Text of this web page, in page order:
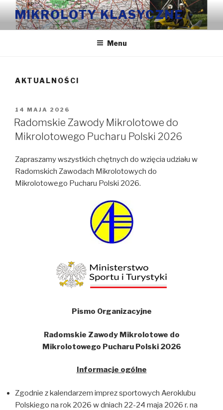
Przeskocz
treści
MIKROLOTY KLASYCZNE
Menu
AKTUALNOŚCI
OPUBLIKOWANE
W
14 MAJA 2026
Radomskie Zawody Mikrolotowe do
Mikrolotowego Pucharu Polski 2026
Zapraszamy wszystkich chętnych do wzięcia udziału w
Radomskich Zawodach Mikrolotowych do
Mikrolotowego Pucharu Polski 2026.
Pismo Organizacyjne
Radomskie Zawody Mikrolotowe do
Mikrolotowego Pucharu Polski 2026
Informacje ogólne
Zgodnie z kalendarzem imprez sportowych Aeroklubu
Polskiego na rok 2026 w dniach 22-24 maja 2026 r. na